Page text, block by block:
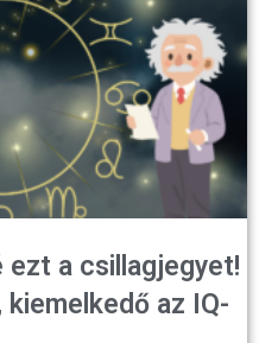
ezt a csillagjegyet!
az IQ-